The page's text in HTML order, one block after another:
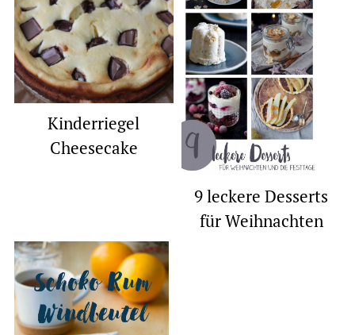
Kinderriegel
Cheesecake
9 leckere Desserts
für Weihnachten